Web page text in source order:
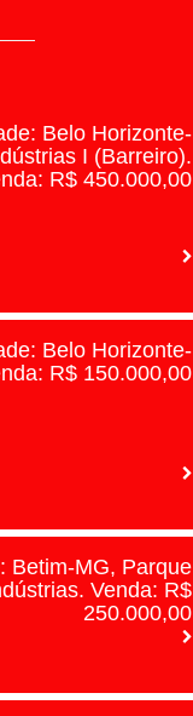
seu im�vel
somos
�teis
Belo Horizonte-
I (Barreiro).
R$ 450.000,00
Belo Horizonte-
R$ 150.000,00
Betim-MG, Parque
Venda: R$
250.000,00